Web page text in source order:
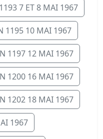
7 ET 8 MAI 1967
1195 10 MAI 1967
N 1197 12 MAI 1967
N 1200 16 MAI 1967
N 1202 18 MAI 1967
1967